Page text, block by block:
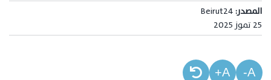
البحث
عن:
المصدر:
25 تموز 2025
A-
A+